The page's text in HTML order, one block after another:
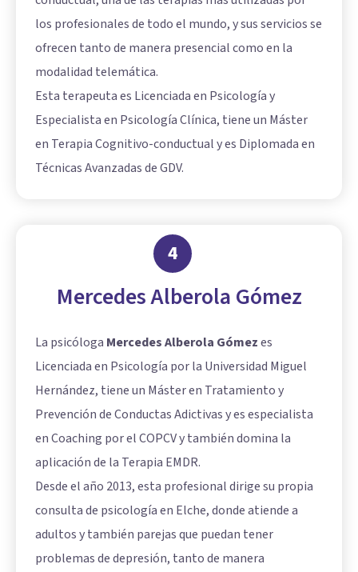
los profesionales de todo el mundo, y sus servicios se
ofrecen tanto de manera presencial como en la
modalidad telemática.
Esta terapeuta es Licenciada en Psicología y
Especialista en Psicología Clínica, tiene un Máster
en Terapia Cognitivo-conductual y es Diplomada en
Técnicas Avanzadas de GDV.
4
Mercedes Alberola Gómez
La psicóloga Mercedes Alberola Gómezes
Licenciada en Psicología por la Universidad Miguel
Hernández, tiene un Máster en Tratamiento y
Prevención de Conductas Adictivas y es especialista
en Coaching por el COPCV y también domina la
aplicación de la Terapia EMDR.
Desde el año 2013, esta profesional dirige su propia
consulta de psicología en Elche, donde atiende a
adultos y también parejas que puedan tener
problemas de depresión, tanto de manera